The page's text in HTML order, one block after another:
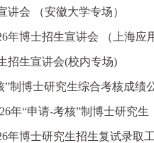
讲会 （安徽大学专场）
年博士招生宣讲会 （上海应
招生宣讲会(校内专场)
”制博士研究生综合考核成绩
年“申请-考核”制博士研究
年博士研究生招生复试录取